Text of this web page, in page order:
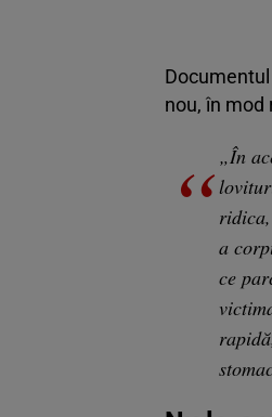
nou, în mod
„În
a
ce